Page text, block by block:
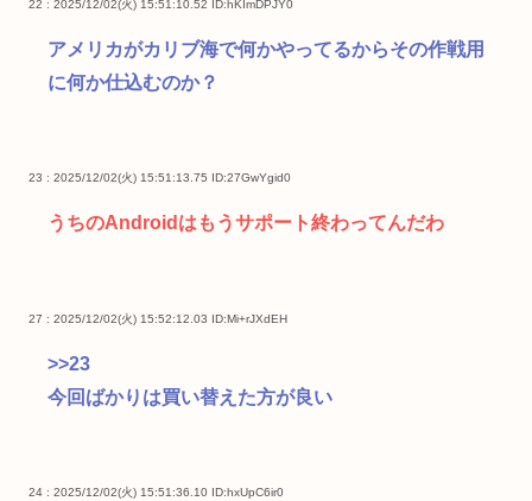
22 : 2025/12/02(火) 15:51:10.52 ID:hKImDPJY0
アメリカがカリブ海で何かやってるからその作戦用
に何か仕込むのか？
23 : 2025/12/02(火) 15:51:13.75 ID:27GwYgid0
うちのAndroidはもうサポート終わってんだわ
27 : 2025/12/02(火) 15:52:12.03 ID:Mi+rJXdEH
>>23
今回ばかりは買い替えた方が良い
24 : 2025/12/02(火) 15:51:36.10 ID:hxUpC6ir0